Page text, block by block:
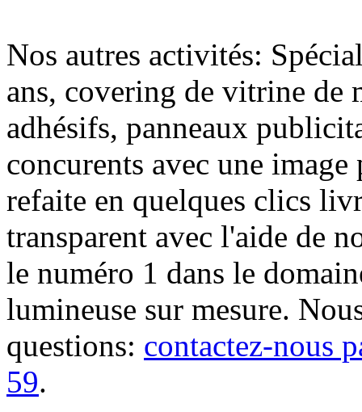
Nos autres activités:
ans, covering de vitrine de
adhésifs, panneaux
concurents avec une
refaite en quelques clics
transparent avec l'aide de
le numéro 1 dans le
lumineuse sur mesure.
questions: contactez-nous
59.